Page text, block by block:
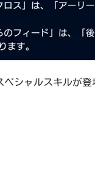
ペシャルスキルが登